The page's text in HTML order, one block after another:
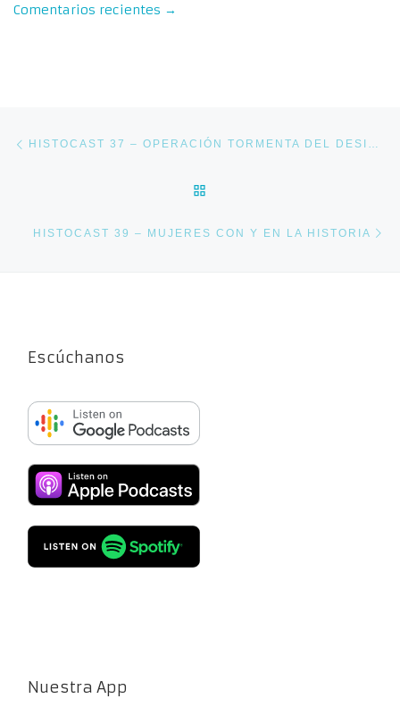
Comentarios recientes →
Navegación de entradas HISTOCAST 37 – OPERACIÓN TORMENTA DEL DESIERTO
HISTOCAST 39 – MUJERES CON Y EN LA HISTORIA
Escúchanos
Nuestra App